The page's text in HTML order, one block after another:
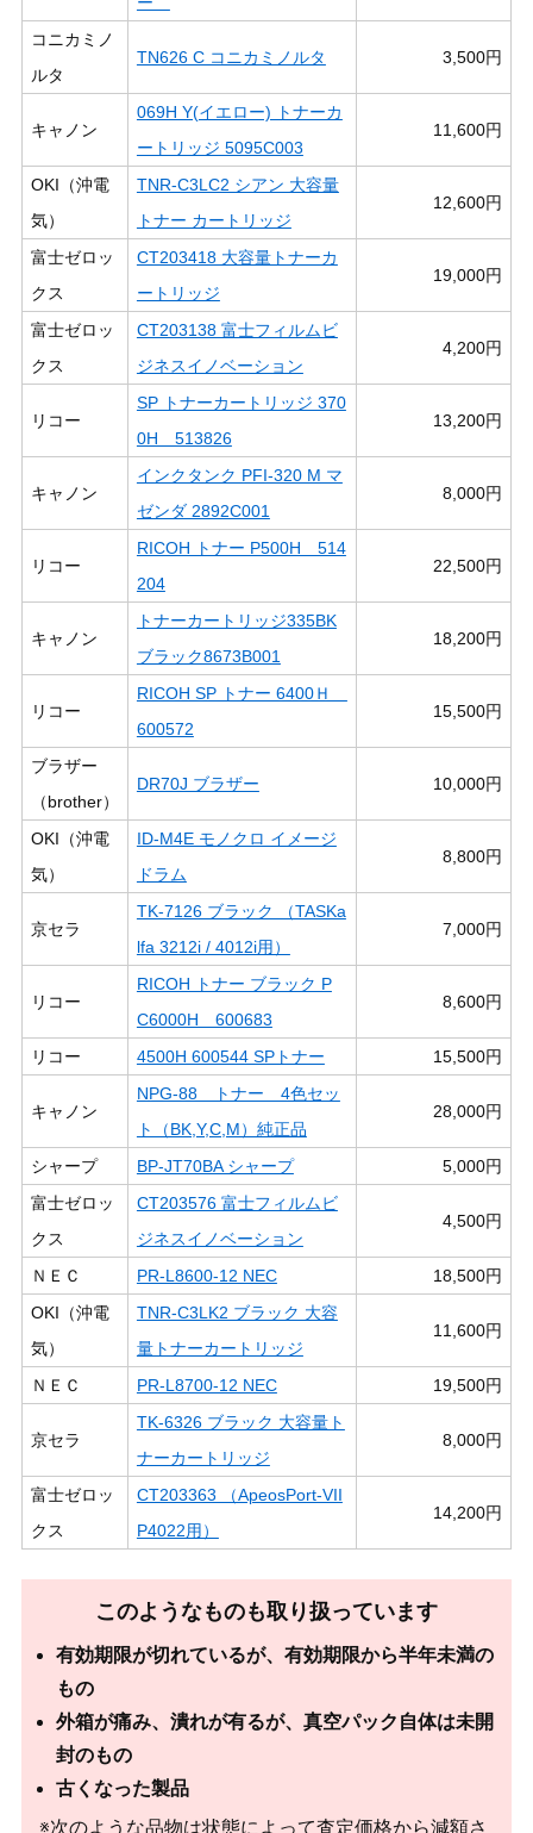
コニカミノ
ルタ
TN626 C コニカミノルタ 3,500円
キャノン
069H Y(イエロー) トナーカ
ートリッジ 5095C003
11,600円
OKI（沖電
気）
TNR-C3LC2 シアン 大容量
トナー カートリッジ
12,600円
富士ゼロッ
クス
CT203418 大容量トナーカ
ートリッジ
19,000円
富士ゼロッ
クス
CT203138 富士フィルムビ
ジネスイノベーション
4,200円
リコー
SP トナーカートリッジ 370
0H 513826
13,200円
キャノン
インクタンク PFI-320 M マ
ゼンダ 2892C001
8,000円
リコー
RICOH トナー P500H 514
204
22,500円
キャノン
トナーカートリッジ335BK
ブラック8673B001
18,200円
リコー
RICOH SP トナー 6400Ｈ
600572
15,500円
ブラザー
（brother）
DR70J ブラザー 10,000円
OKI（沖電
気）
ID-M4E モノクロ イメージ
ドラム
8,800円
京セラ
TK-7126 ブラック （TASKa
lfa 3212i / 4012i用）
7,000円
リコー
RICOH トナー ブラック P
C6000H 600683
8,600円
リコー 4500H 600544 SPトナー 15,500円
キャノン
NPG-88 トナー 4色セッ
ト（BK,Y,C,M）純正品
28,000円
シャープ BP-JT70BA シャープ
5,000円
富士ゼロッ
クス
CT203576 富士フィルムビ
ジネスイノベーション
4,500円
ＮＥＣ PR-L8600-12 NEC
18,500円
OKI（沖電
気）
TNR-C3LK2 ブラック 大容
量トナーカートリッジ
11,600円
ＮＥＣ PR-L8700-12 NEC 19,500円
京セラ
TK-6326 ブラック 大容量ト
ナーカートリッジ
8,000円
富士ゼロッ
クス
CT203363 （ApeosPort-VII
P4022用）
14,200円
このようなものも取り扱っています
有効期限が切れているが、有効期限から半年未満の
もの
外箱が痛み、潰れが有るが、真空パック自体は未開
封のもの
古くなった製品
※次のような品物は状態によって査定価格から減額さ